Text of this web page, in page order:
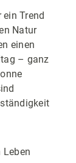
Trend
Natur
einen
– ganz